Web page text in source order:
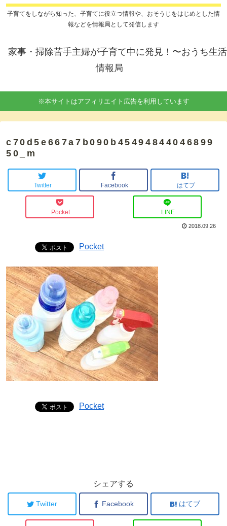
子育てをしながら知った、子育てに役立つ情報や、おそうじをはじめとした情
報などを情報局として発信します
家事・掃除苦手主婦が子育て中に発見！〜おうち生活
情報局
※本サイトはアフィリエイト広告を利用しています
c70d5e667a7b090b45494844046899
50_m
Twitter Facebook はてブ
Pocket LINE
2018.09.26
Pocket
Pocket
シェアする
Twitter Facebook はてブ